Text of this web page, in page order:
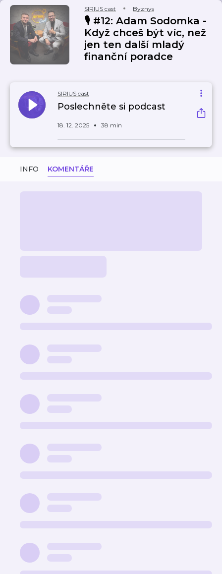
SIRIUS cast Byznys
🎙️ #12: Adam Sodomka -
Když chceš být víc, než
jen ten další mladý
finanční poradce
SIRIUS cast
Poslechněte si podcast
18. 12. 2025 38 min
INFO KOMENTÁŘE